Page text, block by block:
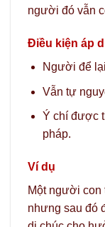
người đó vẫn
Điều kiện áp
Người để
Vẫn tự
Ý chí được
pháp.
Ví dụ
Một người con
nhưng sau đó